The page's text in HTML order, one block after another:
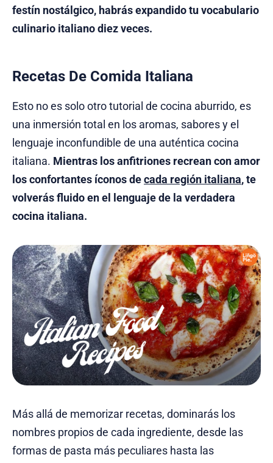
festín nostálgico, habrás expandido tu vocabulario
culinario italiano diez veces.
Recetas De Comida Italiana
Esto no es solo otro tutorial de cocina aburrido, es
una inmersión total en los aromas, sabores y el
lenguaje inconfundible de una auténtica cocina
italiana. Mientras los anfitriones recrean con amor
los confortantes íconos decada región italiana, te
volverás fluido en el lenguaje de la verdadera
cocina italiana.
Más allá de memorizar recetas, dominarás los
nombres propios de cada ingrediente, desde las
formas de pasta más peculiares hasta las